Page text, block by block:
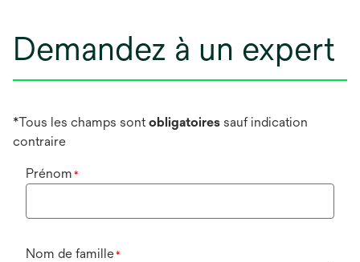
Demandez à un expert
*Tous les champs sontobligatoires sauf indication
contraire
Prénom *
Nom de famille*